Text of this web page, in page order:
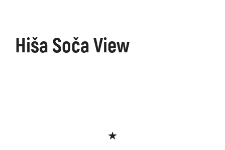
Hiša Soča View